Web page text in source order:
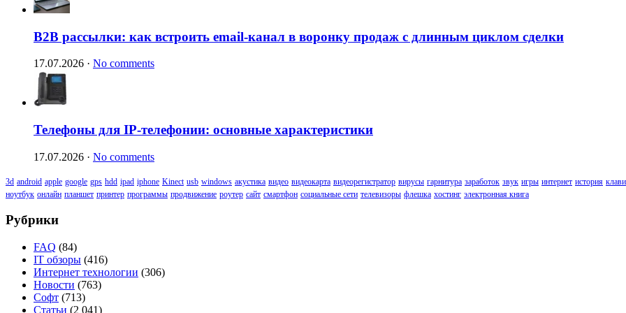
B2B рассылки: как встроить email-канал в воронку продаж с длинным циклом сделки
17.07.2026 · No comments
Телефоны для IP-телефонии: основные характеристики
17.07.2026 · No comments
3d android apple google gps hdd ipad iphone Kinect usb windows акустика видео видеокарта видеорегистратор вирусы гарнитура заработок звук игры интернет история
ноутбук онлайн планшет принтер программы продвижение роутер сайт смартфон социальные сети телевизоры флешка хостинг электронная книга
Рубрики
FAQ (84)
IT обзоры (416)
Интернет технологии (306)
Новости (763)
Софт (713)
Статьи (2 041)